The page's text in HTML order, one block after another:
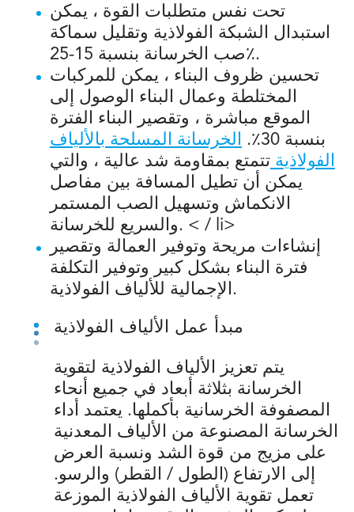
تحت نفس متطلبات القوة ، يمكن
استبدال الشبكة الفولاذية وتقليل سماكة
صب الخرسانة بنسبة 15-25٪.
تحسين ظروف البناء ، يمكن للمركبات
المختلطة وعمال البناء الوصول إلى
الموقع مباشرة ، وتقصير البناء الفترة
بنسبة 30٪.
الخرسانة المسلحة بالألياف
الفولاذيةتتمتع بمقاومة شد عالية ، والتي
يمكن أن تطيل المسافة بين مفاصل
الانكماش وتسهيل الصب المستمر
والسريع للخرسانة. < / li>
إنشاءات مريحة وتوفير العمالة وتقصير
فترة البناء بشكل كبير وتوفير التكلفة
الإجمالية للألياف الفولاذية.
مبدأ عمل الألياف الفولاذية
يتم تعزيز الألياف الفولاذية لتقوية
الخرسانة بثلاثة أبعاد في جميع أنحاء
المصفوفة الخرسانية بأكملها. يعتمد أداء
الخرسانة المصنوعة من الألياف المعدنية
على مزيج من قوة الشد ونسبة العرض
إلى الارتفاع (الطول / القطر) والرسو.
تعمل تقوية الألياف الفولاذية الموزعة